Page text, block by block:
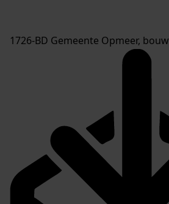
1726-BD Gemeente Opmeer,